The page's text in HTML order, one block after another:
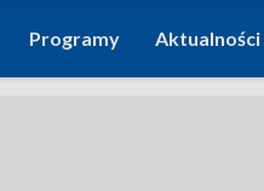
Programy Aktualności